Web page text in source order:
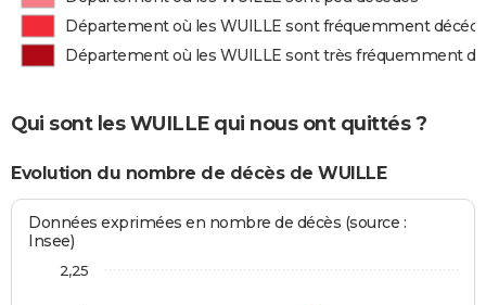
Département où les WUILLE sont fréquemment
Département où les WUILLE sont très fréquemment
Qui sont les WUILLE qui nous ont quittés ?
Evolution du nombre de décès de WUILLE
Données exprimées en nombre de décès (source :
Insee)
2,25